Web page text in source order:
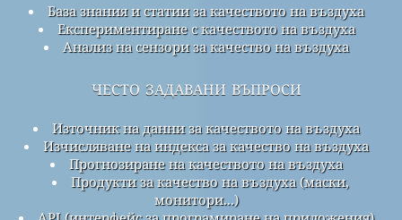
База знания и статии за качеството на въздуха
Експериментиране с качеството на въздуха
Анализ на сензори за качество на въздуха
често задавани въпроси
Източник на данни за качеството на въздуха
Изчисляване на индекса за качество на въздуха
Прогнозиране на качеството на въздуха
Продукти за качество на въздуха (маски,
монитори...)